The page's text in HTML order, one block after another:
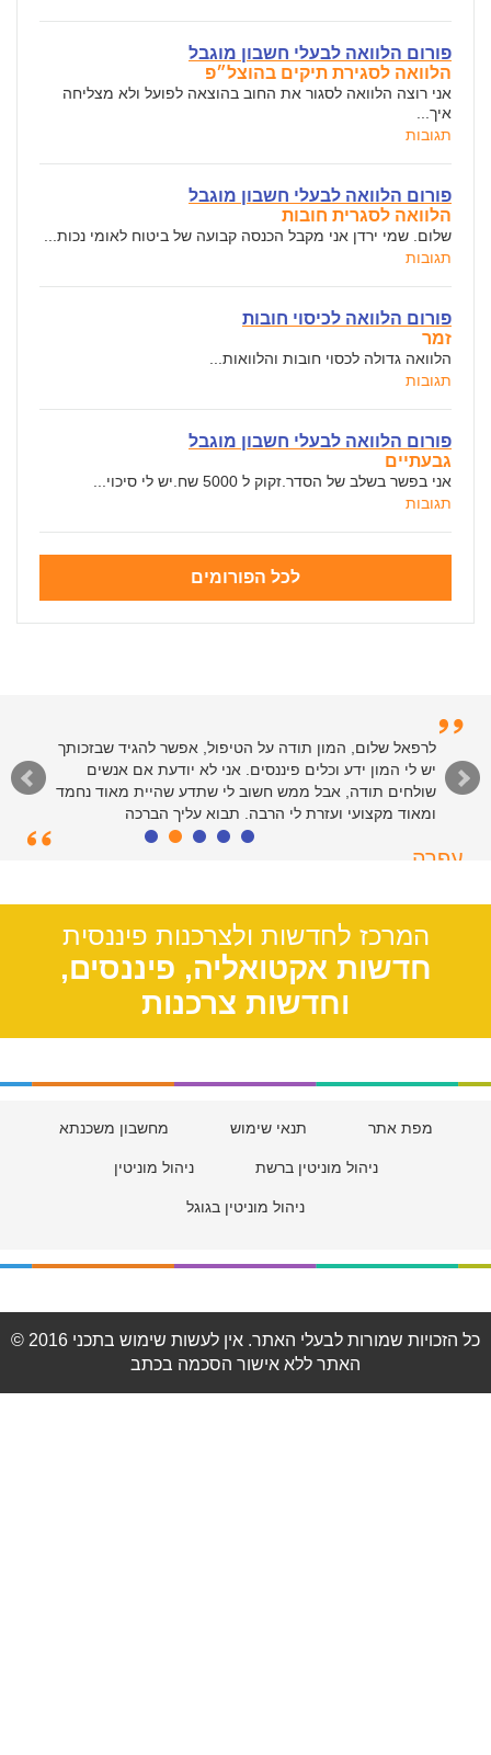
פורום הלוואה לבעלי חשבון מוגבל
הלוואה לסגירת תיקים בהוצל״פ
אני רוצה הלוואה לסגור את החוב בהוצאה לפועל ולא מצליחה
איך...
תגובות
פורום הלוואה לבעלי חשבון מוגבל
הלוואה לסגרית חובות
שלום. שמי ירדן אני מקבל הכנסה קבועה של ביטוח לאומי נכות...
תגובות
פורום הלוואה לכיסוי חובות
זמר
הלוואה גדולה לכסוי חובות והלוואות...
תגובות
פורום הלוואה לבעלי חשבון מוגבל
גבעתיים
אני בפשר בשלב של הסדר.זקוק ל 5000 שח.יש לי סיכוי...
תגובות
לכל הפורומים
לרפאל שלום, המון תודה על הטיפול, אפשר להגיד שבזכותך
יש לי המון ידע וכלים פיננסים. אני לא יודעת אם אנשים
שולחים תודה, אבל ממש חשוב לי שתדע שהיית מאוד נחמד
ומאוד מקצועי ועזרת לי הרבה. תבוא עליך הברכה
עפרה
המרכז לחדשות ולצרכנות פיננסית
חדשות אקטואליה, פיננסים,
וחדשות צרכנות
מפת אתר תנאי שימוש מחשבון משכנתא
ניהול מוניטין ברשת ניהול מוניטין
ניהול מוניטין בגוגל
© 2016 כל הזכויות שמורות לבעלי האתר. אין לעשות שימוש בתכני
האתר ללא אישור הסכמה בכתב